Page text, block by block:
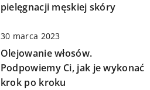
pielęgnacji męskiej skóry
30 marca 2023
Olejowanie włosów.
Podpowiemy Ci, jak je wykonać
krok po kroku